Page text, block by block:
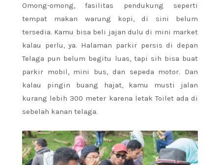
Omong-omong, fasilitas pendukung seperti
tempat makan warung kopi, di sini belum
tersedia. Kamu bisa beli jajan dulu di mini market
kalau perlu, ya. Halaman parkir persis di depan
Telaga pun belum begitu luas, tapi sih bisa buat
parkir mobil, mini bus, dan sepeda motor. Dan
kalau pingin buang hajat, kamu musti jalan
kurang lebih 300 meter karena letak Toilet ada di
sebelah kanan telaga.